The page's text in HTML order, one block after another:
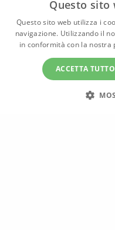
Informare e
la strada e
Terre. Il
wayfinding
curato da
Questo sito
Questo sito web utilizza i
navigazione. Utilizzando il
in conformità con la nostra
ACCETTA TUTTO